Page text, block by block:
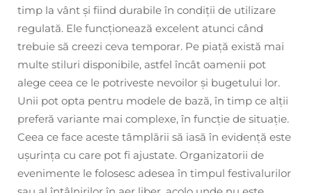
timp la vânt și fiind durabile în condiții de utilizare
regulată. Ele funcționează excelent atunci când
trebuie să creezi ceva temporar. Pe piață există mai
multe stiluri disponibile, astfel încât oamenii pot
alege ceea ce le potriveste nevoilor și bugetului lor.
Unii pot opta pentru modele de bază, în timp ce alții
preferă variante mai complexe, în funcție de situație.
Ceea ce face aceste tâmplării să iasă în evidență este
ușurința cu care pot fi ajustate. Organizatorii de
evenimente le folosesc adesea în timpul festivalurilor